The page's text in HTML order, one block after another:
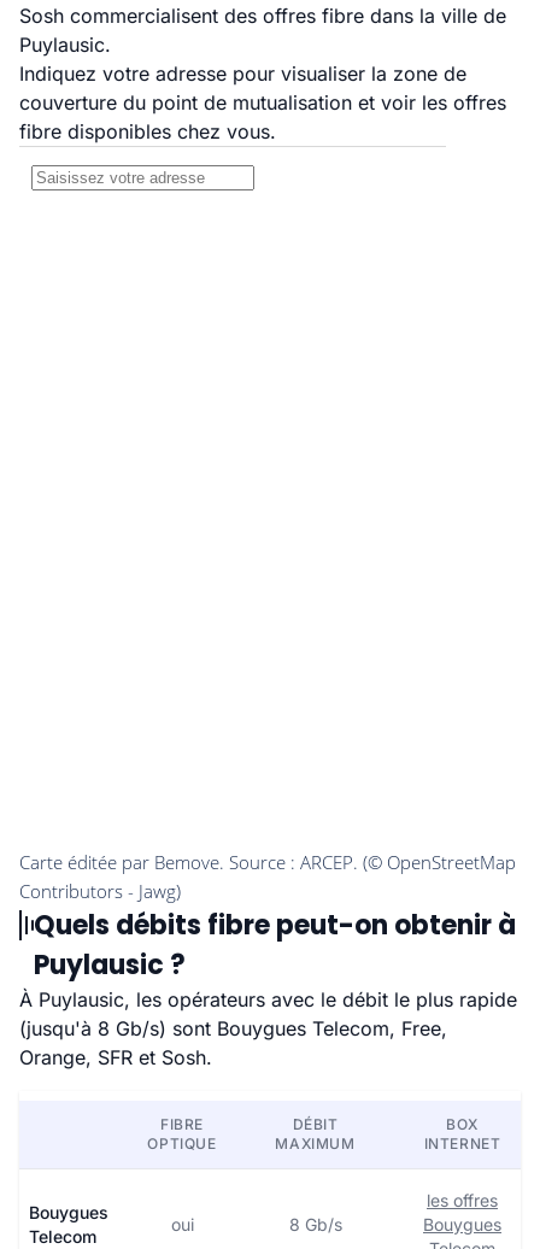
Sosh commercialisent des offres fibre dans la ville de
Puylausic.
Indiquez votre adresse pour visualiser la zone de
couverture du point de mutualisation et voir les offres
fibre disponibles chez vous.
Quels débits fibre peut-on obtenir à
Puylausic ?
À Puylausic, les opérateurs avec le débit le plus rapide
(jusqu'à 8 Gb/s) sont Bouygues Telecom, Free,
Orange, SFR et Sosh.
FIBRE
OPTIQUE
DÉBIT
MAXIMUM
BOX
INTERNET
Bouygues
Telecom
oui 8 Gb/s
les offres
Bouygues